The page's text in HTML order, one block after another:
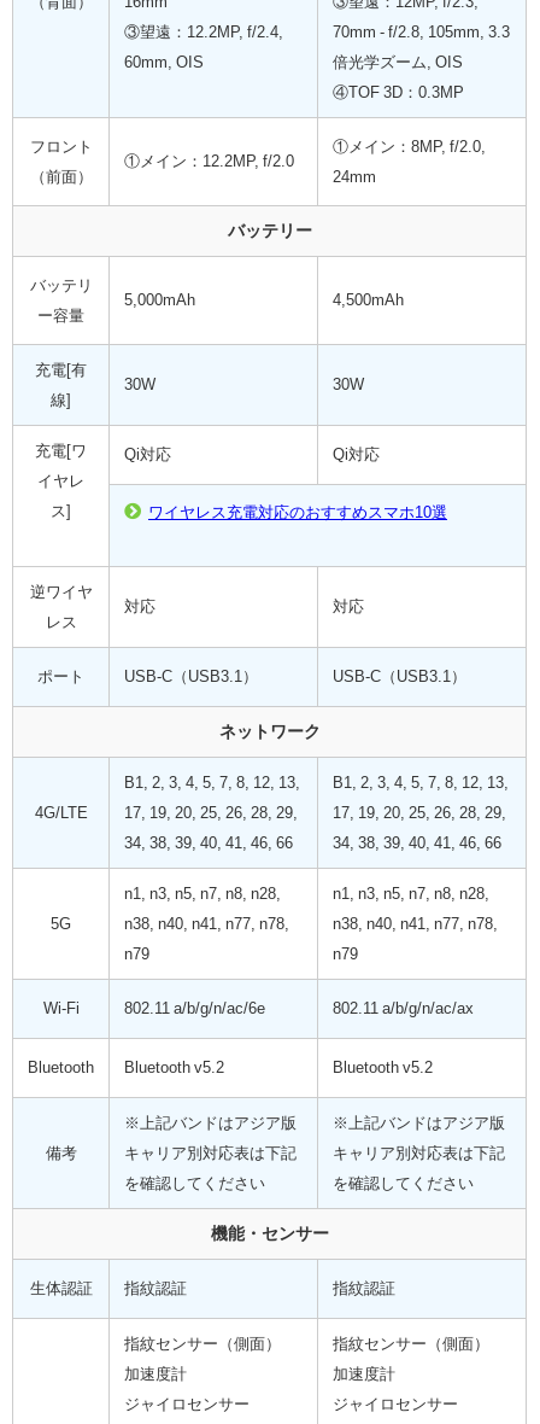
③望遠：12.2MP, f/2.4,
60mm, OIS
70mm - f/2.8, 105mm, 3.3
倍光学ズーム, OIS
④TOF 3D：0.3MP
フロント
（前面）
①メイン：12.2MP, f/2.0
①メイン：8MP, f/2.0,
24mm
バッテリー
バッテリ
ー容量
5,000mAh 4,500mAh
充電[有
線]
30W 30W
充電[ワ
イヤレ
ス]
Qi対応 Qi対応
ワイヤレス充電対応のおすすめスマホ10選
逆ワイヤ
レス
対応 対応
ポート USB-C（USB3.1） USB-C（USB3.1）
ネットワーク
4G/LTE
B1, 2, 3, 4, 5, 7, 8, 12, 13,
17, 19, 20, 25, 26, 28, 29,
34, 38, 39, 40, 41, 46, 66
B1, 2, 3, 4, 5, 7, 8, 12, 13,
17, 19, 20, 25, 26, 28, 29,
34, 38, 39, 40, 41, 46, 66
5G
n1, n3, n5, n7, n8, n28,
n38, n40, n41, n77, n78,
n79
n1, n3, n5, n7, n8, n28,
n38, n40, n41, n77, n78,
n79
Wi-Fi 802.11 a/b/g/n/ac/6e 802.11 a/b/g/n/ac/ax
Bluetooth Bluetooth v5.2 Bluetooth v5.2
備考
※上記バンドはアジア版
キャリア別対応表は下記
を確認してください
※上記バンドはアジア版
キャリア別対応表は下記
を確認してください
機能・センサー
生体認証 指紋認証 指紋認証
指紋センサー（側面）
加速度計
ジャイロセンサー
指紋センサー（側面）
加速度計
ジャイロセンサー